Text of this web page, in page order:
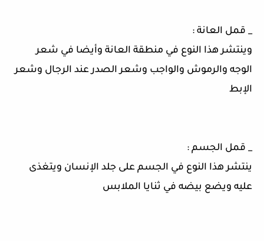
_ قمل العانة :
وينتشر هذا النوع في منطقة العانة وأيضا في شعر
الوجه والرموش والواجب وشعر الصدر عند الرجال وشعر
الإبط
_ قمل الجسم :
ينتشر هذا النوع في الجسم على جلد الإنسان ويتغذى
عليه ويضع بيضه في ثنايا الملابس